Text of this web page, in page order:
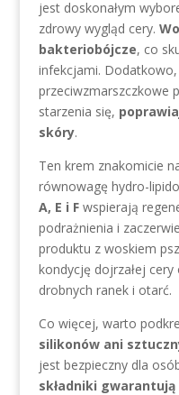
jest doskonałym
zdrowy wygląd cery.
bakteriobójcze, co
infekcjami. Dodatkowo,
przeciwzmarszczkowe
starzenia się,
skóry.
Ten krem znakomicie
równowagę hydro-
A, E i Fwspierają
podrażnienia i
produktu z woskiem
kondycję dojrzałej
drobnych ranek i otarć.
Co więcej, warto
silikonów ani
jest bezpieczny dla
składniki